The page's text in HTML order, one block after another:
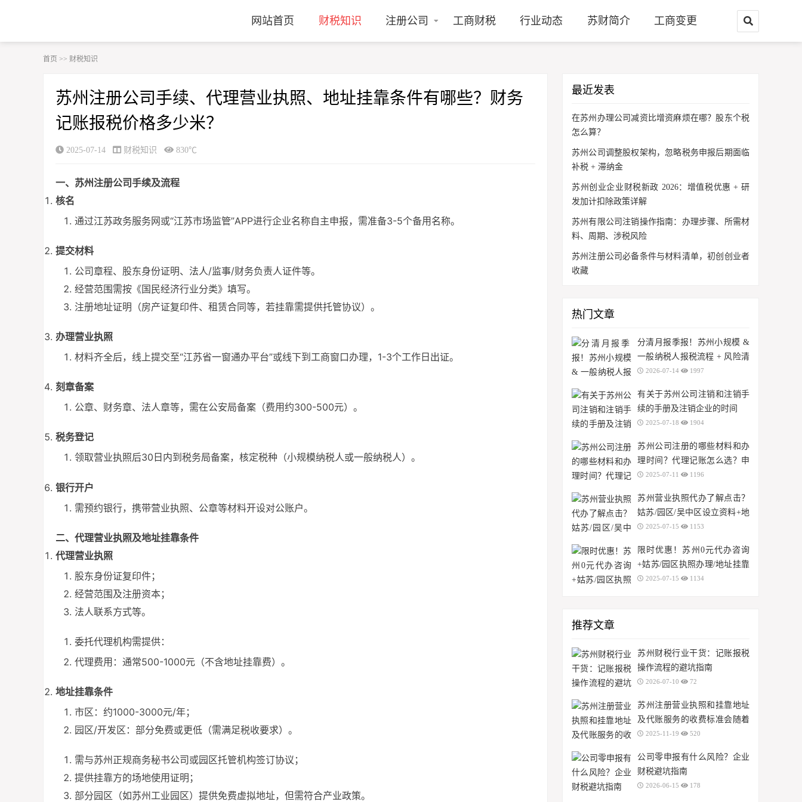
网站首页 财税知识 注册公司 工商财税 行业动态 苏财简介 工商变更
首页 >> 财税知识
苏州注册公司手续、代理营业执照、地址挂靠条件有哪些？财务
记账报税价格多少米？
2025-07-14 财税知识 830℃
一、苏州注册公司手续及流程
核名
通过江苏政务服务网或“江苏市场监管”APP进行企业名称自主申报，需准备3-5个备用名称。
提交材料
公司章程、股东身份证明、法人/监事/财务负责人证件等。
经营范围需按《国民经济行业分类》填写。
注册地址证明（房产证复印件、租赁合同等，若挂靠需提供托管协议）。
办理营业执照
材料齐全后，线上提交至“江苏省一窗通办平台”或线下到工商窗口办理，1-3个工作日出证。
刻章备案
公章、财务章、法人章等，需在公安局备案（费用约300-500元）。
税务登记
领取营业执照后30日内到税务局备案，核定税种（小规模纳税人或一般纳税人）。
银行开户
需预约银行，携带营业执照、公章等材料开设对公账户。
二、代理营业执照及地址挂靠条件
代理营业执照
股东身份证复印件；
经营范围及注册资本；
法人联系方式等。
委托代理机构需提供：
代理费用：通常500-1000元（不含地址挂靠费）。
地址挂靠条件
市区：约1000-3000元/年；
园区/开发区：部分免费或更低（需满足税收要求）。
需与苏州正规商务秘书公司或园区托管机构签订协议；
提供挂靠方的场地使用证明；
部分园区（如苏州工业园区）提供免费虚拟地址，但需符合产业政策。
最近发表
在苏州办理公司减资比增资麻烦在哪？股东个税
怎么算？
苏州公司调整股权架构，忽略税务申报后期面临
补税 + 滞纳金
苏州创业企业财税新政 2026：增值税优惠 + 研
发加计扣除政策详解
苏州有限公司注销操作指南：办理步骤、所需材
料、周期、涉税风险
苏州注册公司必备条件与材料清单，初创创业者
收藏
热门文章
分清月报季报！苏州小规模 &
一般纳税人报税流程 + 风险清
单 2026-07-14 1997
有关于苏州公司注销和注销手
续的手册及注销企业的时间
2025-07-18 1904
苏州公司注册的哪些材料和办
理时间？代理记账怎么选？申
报步骤有哪些？
2025-07-11 1196
苏州营业执照代办了解点击？
姑苏/园区/吴中区设立资料+地
址挂靠费用/代理记账88元起
2025-07-15 1153
限时优惠！苏州0元代办咨询
+姑苏/园区执照办理/地址挂靠
+记账0元起？
2025-07-15 1134
推荐文章
苏州财税行业干货：记账报税
操作流程的避坑指南
2026-07-10 72
苏州注册营业执照和挂靠地址
及代账服务的收费标准会随着
时间变化吗？
2025-11-19 520
公司零申报有什么风险？企业
财税避坑指南
2026-06-15 178